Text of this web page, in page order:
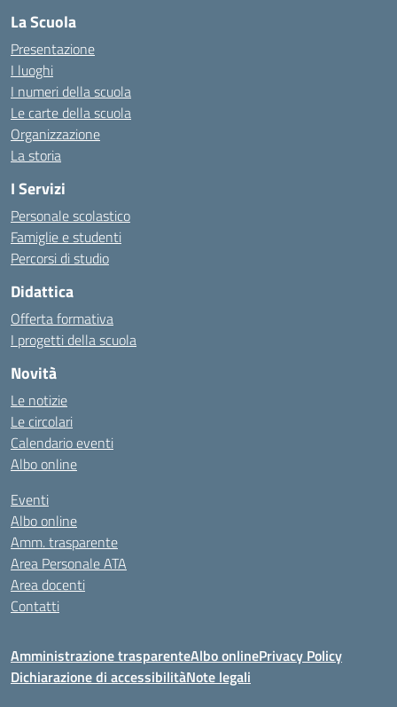
La Scuola
Presentazione
I luoghi
I numeri della scuola
Le carte della scuola
Organizzazione
La storia
I Servizi
Personale scolastico
Famiglie e studenti
Percorsi di studio
Didattica
Offerta formativa
I progetti della scuola
Novità
Le notizie
Le circolari
Calendario eventi
Albo online
Eventi
Albo online
Amm. trasparente
Area Personale ATA
Area docenti
Contatti
Amministrazione trasparenteAlbo onlinePrivacy Policy
Dichiarazione di accessibilitàNote legali